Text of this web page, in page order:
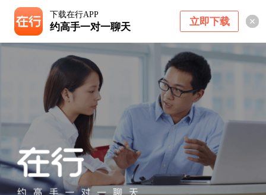
下载在行APP
约高手一对一聊天 立即下载